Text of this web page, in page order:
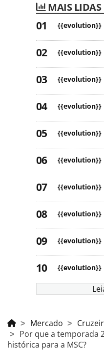
MAIS LIDAS
{{evolution}}
{{evolution}}
{{evolution}}
{{evolution}}
{{evolution}}
{{evolution}}
{{evolution}}
{{evolution}}
{{evolution}}
{{evolution}}
Mercado
Por que a temporada
histórica para a MSC?